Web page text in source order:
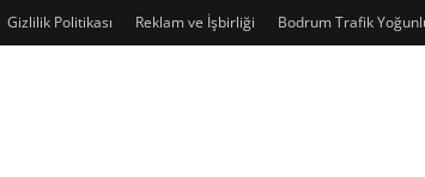
Gizlilik Politikası Reklam ve İşbirliği Bodrum Trafik